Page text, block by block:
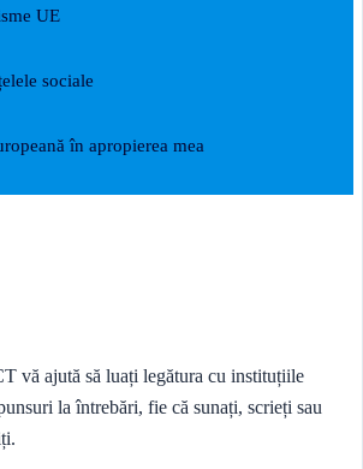
UE
sociale
în apropierea mea
vă ajută să luați legătura cu instituțiile
la întrebări, fie că sunați, scrieți sau